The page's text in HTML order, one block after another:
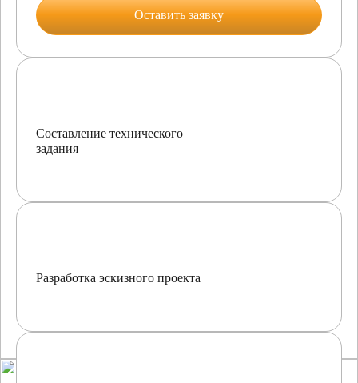
Оставить заявку
Составление технического
задания
Разработка эскизного проекта